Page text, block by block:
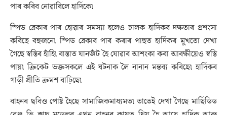
পাৰ কৰিব নোৱাৰিলে হাৰ্দিকে৷
স্পিড ব্ৰেকাৰ পাৰ হোৱাৰ সমস্যা হলেও চালক হাৰ্দিকৰ দক্ষতাৰ প্ৰশংসা
কৰিছে বহুজনে৷ স্পিড ব্ৰেকাৰ পাৰ কৰাৰ পাছত হাৰ্দিকৰ মুখতো দেখা
গৈছে স্বস্তিৰ হাঁহি৷ ৰাস্তাত যানজঁট হৈ যোৱাৰ আশংকা কৰা আৰক্ষীয়েও স্বস্তি
পায়৷ ক্ৰিকেট ভক্তসকলে এই ঘটনাক লৈ নানান মন্তব্য কৰিছে৷ হাৰ্দিকৰ
গাড়ী প্ৰীতি ক্ৰমশ বাঢ়িছে৷
বাহনৰ ছবিও পোষ্ট হৈছে সামাজিকমাধ্যমত৷ তাতেই দেখা গৈছে মাৰ্ছিডিড